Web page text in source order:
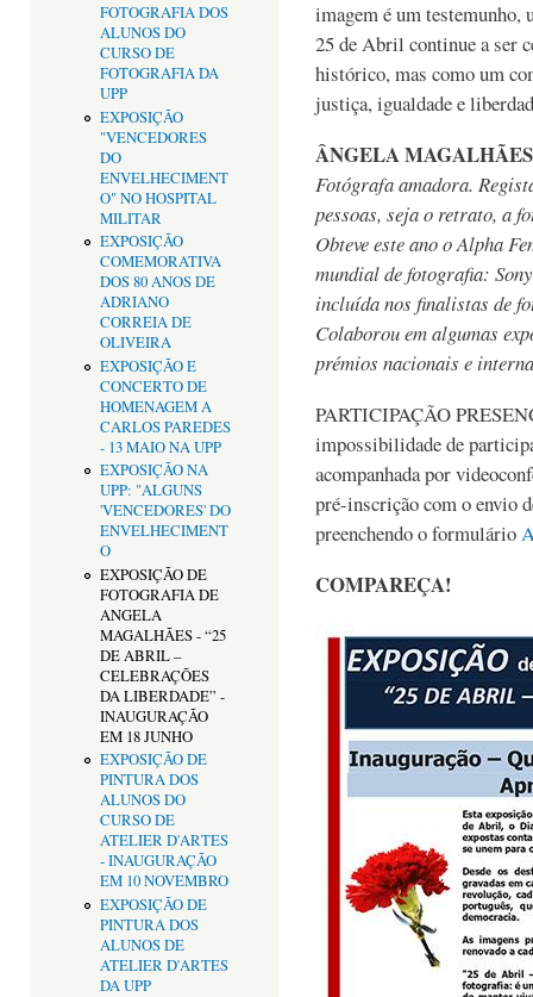
FOTOGRAFIA DOS
ALUNOS DO
CURSO DE
FOTOGRAFIA DA
UPP
EXPOSIÇÃO
"VENCEDORES
DO
ENVELHECIMENT
O" NO HOSPITAL
MILITAR
EXPOSIÇÃO
COMEMORATIVA
DOS 80 ANOS DE
ADRIANO
CORREIA DE
OLIVEIRA
EXPOSIÇÃO E
CONCERTO DE
HOMENAGEM A
CARLOS PAREDES
- 13 MAIO NA UPP
EXPOSIÇÃO NA
UPP: "ALGUNS
'VENCEDORES' DO
ENVELHECIMENT
O
EXPOSIÇÃO DE
FOTOGRAFIA DE
ANGELA
MAGALHÃES - “25
DE ABRIL –
CELEBRAÇÕES
DA LIBERDADE” -
INAUGURAÇÃO
EM 18 JUNHO
EXPOSIÇÃO DE
PINTURA DOS
ALUNOS DO
CURSO DE
ATELIER D'ARTES
- INAUGURAÇÃO
EM 10 NOVEMBRO
EXPOSIÇÃO DE
PINTURA DOS
ALUNOS DE
ATELIER D'ARTES
DA UPP
imagem é um testemunho,
25 de Abril continue a ser
histórico, mas como um
justiça, igualdade e
ÂNGELA MAGALHÃES
Fotógrafa amadora.
pessoas, seja o retrato, a
Obteve este ano o Alpha
mundial de fotografia:
incluída nos finalistas de
Colaborou em algumas
prémios nacionais e
PARTICIPAÇÃO
impossibilidade de
acompanhada por
pré-inscrição com o envio
preenchendo o formulário
COMPAREÇA!